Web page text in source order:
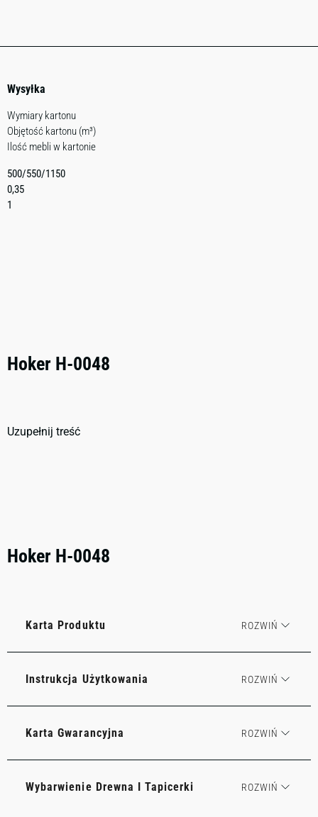
Wysyłka
Wymiary kartonu
Objętość kartonu (m³)
Ilość mebli w kartonie
500/550/1150
0,35
1
Hoker H-0048
Uzupełnij treść
Hoker H-0048
Karta Produktu
Instrukcja Użytkowania
Karta Gwarancyjna
Wybarwienie Drewna I Tapicerki